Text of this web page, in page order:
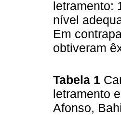
letramento:
nível
Em
obtiveram
Tabela 1
letramento
Afonso,